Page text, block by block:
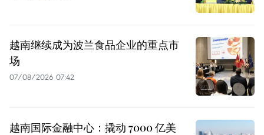
越南继续成为波兰食品企业的重点市
场
07/08/2026 07:42
越南国际金融中心：撬动 7000 亿美